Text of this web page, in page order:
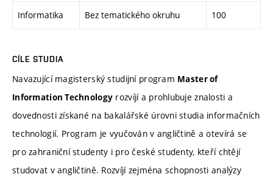
Informatika Bez tematického okruhu 100
CÍLE STUDIA
Navazující magisterský studijní program Master of
Information Technology rozvíjí a prohlubuje znalosti a
dovednosti získané na bakalářské úrovni studia informačních
technologií. Program je vyučován v angličtině a otevírá se
pro zahraniční studenty i pro české studenty, kteří chtějí
studovat v angličtině. Rozvíjí zejména schopnosti analýzy